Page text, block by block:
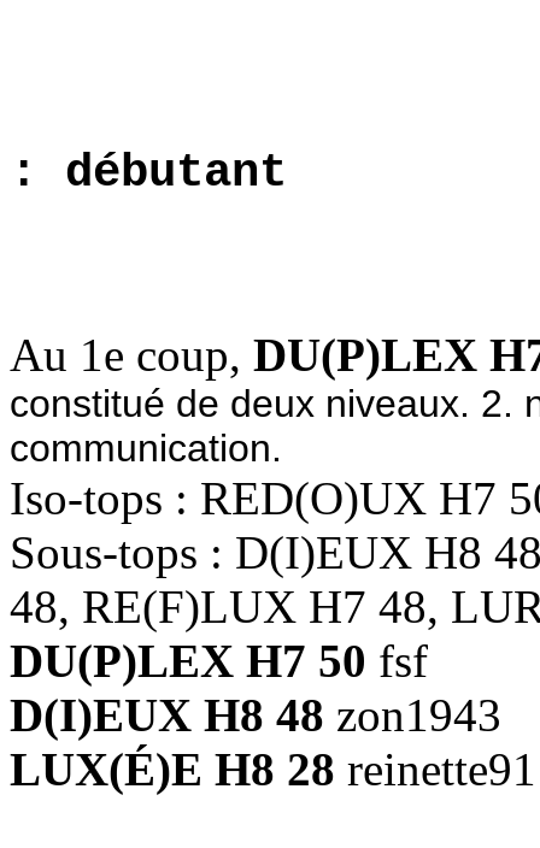
: débutant
Au 1e coup, DU(P)LEX
constitué de deux niveaux. 2.
communication.
Iso-tops : RED(O)UX H7
Sous-tops : D(I)EUX H8
48, RE(F)LUX H7 48,
DU(P)LEX H7 50 fsf
D(I)EUX H8 48 zon1943
LUX(É)E H8 28 reinette91